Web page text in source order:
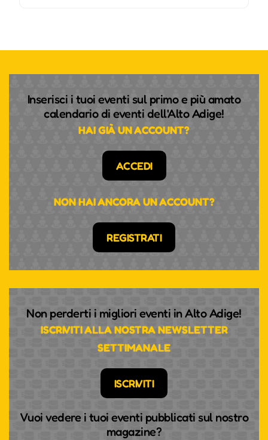
Inserisci i tuoi eventi sul primo e più amato
calendario di eventi dell'Alto Adige!
HAI GIÀ UN ACCOUNT?
ACCEDI
NON HAI ANCORA UN ACCOUNT?
REGISTRATI
Non perderti i migliori eventi in Alto Adige!
ISCRIVITI ALLA NOSTRA NEWSLETTER
SETTIMANALE
ISCRIVITI
Vuoi vedere i tuoi eventi pubblicati sul nostro
magazine?